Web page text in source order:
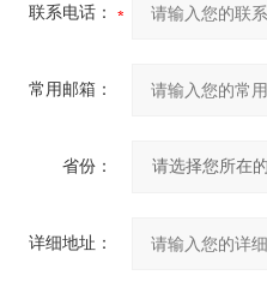
联系电话：
常用邮箱：
省份：
详细地址：